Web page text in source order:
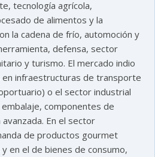
tecnología agrícola,
de alimentos y la
la cadena de frío, automoción y
defensa, sector
y turismo. El mercado indio
infraestructuras de transporte
o el sector industrial
componentes de
En el sector
de productos gourmet
en el de bienes de consumo,